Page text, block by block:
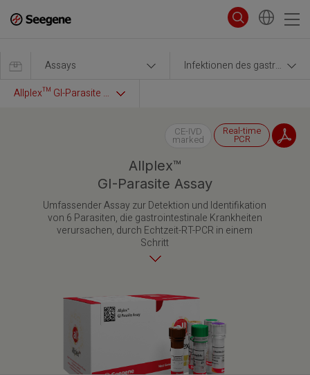
Assays
Infektionen des gastrointestinalen Trakts
Allplex™ GI-Parasite Assay
Real-time
PCR
CE-IVD
marked
Allplex™
GI-Parasite Assay
Umfassender Assay zur Detektion und Identifikation
von 6 Parasiten, die gastrointestinale Krankheiten
verursachen, durch Echtzeit-RT-PCR in einem
Schritt